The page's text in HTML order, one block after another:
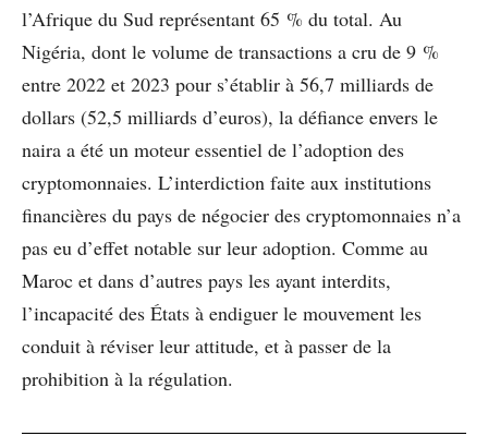
l’Afrique du Sud représentant 65 % du total. Au
Nigéria, dont le volume de transactions a cru de 9 %
entre 2022 et 2023 pour s’établir à 56,7 milliards de
dollars (52,5 milliards d’euros), la défiance envers le
naira a été un moteur essentiel de l’adoption des
cryptomonnaies. L’interdiction faite aux institutions
financières du pays de négocier des cryptomonnaies n’a
pas eu d’effet notable sur leur adoption. Comme au
Maroc et dans d’autres pays les ayant interdits,
l’incapacité des États à endiguer le mouvement les
conduit à réviser leur attitude, et à passer de la
prohibition à la régulation.